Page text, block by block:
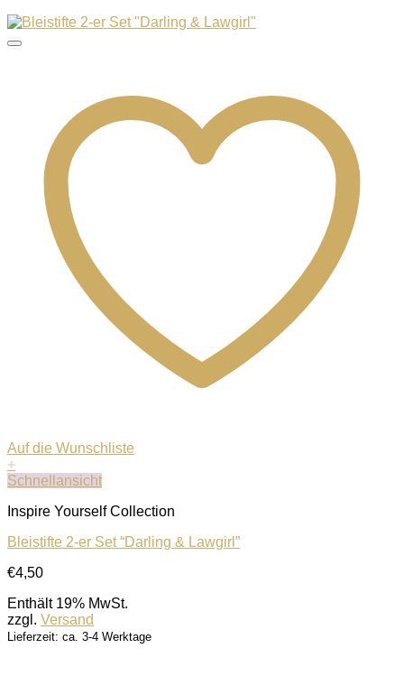
Auf die Wunschliste
+
Schnellansicht
Inspire Yourself Collection
Bleistifte 2-er Set “Darling & Lawgirl”
€4,50
Enthält 19% MwSt.
zzgl. Versand
Lieferzeit: ca. 3-4 Werktage